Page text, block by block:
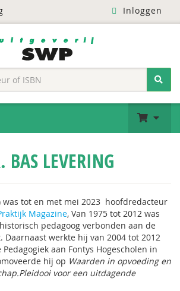
Inloggen
BAS LEVERING
was tot en met mei 2023 hoofdredacteur
Magazine, Van 1975 tot 2012 was
pedagoog verbonden aan de
Daarnaast werkte hij van 2004 tot 2012
aan Fontys Hogescholen in
hij op Waarden in opvoeding en
voor een uitdagende